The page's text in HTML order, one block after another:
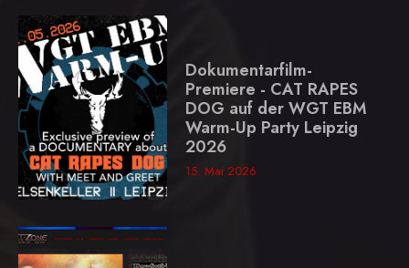
Dokumentarfilm-
Premiere - CAT RAPES
DOG auf der WGT EBM
Warm-Up Party Leipzig
2026
15. Mai 2026